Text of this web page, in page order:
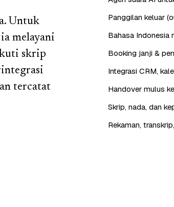
Untuk
melayani
skrip
tercatat
Panggilan keluar
Bahasa Indonesia
Booking janji &
Integrasi CRM,
Handover mulus
Skrip, nada, dan
Rekaman,